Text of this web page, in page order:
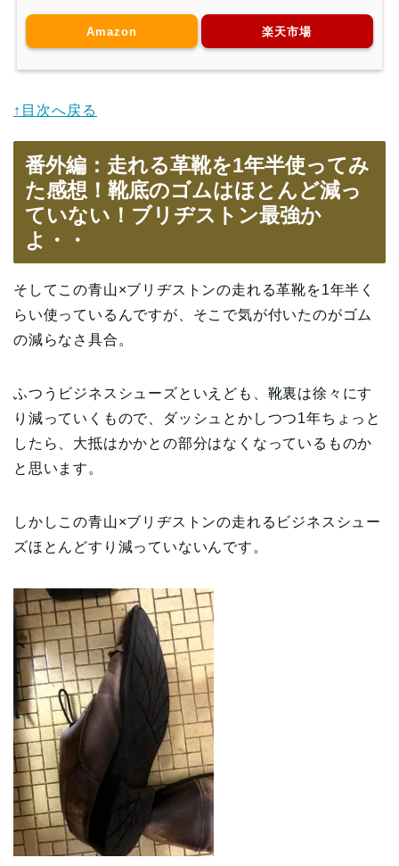
Amazon 楽天市場
↑目次へ戻る
番外編：走れる革靴を1年半使ってみ
た感想！靴底のゴムはほとんど減っ
ていない！ブリヂストン最強か
よ・・
そしてこの青山×ブリヂストンの走れる革靴を1年半く
らい使っているんですが、そこで気が付いたのがゴム
の減らなさ具合。
ふつうビジネスシューズといえども、靴裏は徐々にす
り減っていくもので、ダッシュとかしつつ1年ちょっと
したら、大抵はかかとの部分はなくなっているものか
と思います。
しかしこの青山×ブリヂストンの走れるビジネスシュー
ズほとんどすり減っていないんです。